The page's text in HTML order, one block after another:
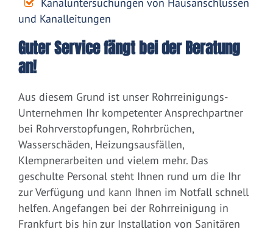
Kanaluntersuchungen von Hausanschlüssen
und Kanalleitungen
Guter Service fängt bei der Beratung
an!
Aus diesem Grund ist unser Rohrreinigungs-
Unternehmen Ihr kompetenter Ansprechpartner
bei Rohrverstopfungen, Rohrbrüchen,
Wasserschäden, Heizungsausfällen,
Klempnerarbeiten und vielem mehr. Das
geschulte Personal steht Ihnen rund um die Ihr
zur Verfügung und kann Ihnen im Notfall schnell
helfen. Angefangen bei der Rohrreinigung in
Frankfurt bis hin zur Installation von Sanitären